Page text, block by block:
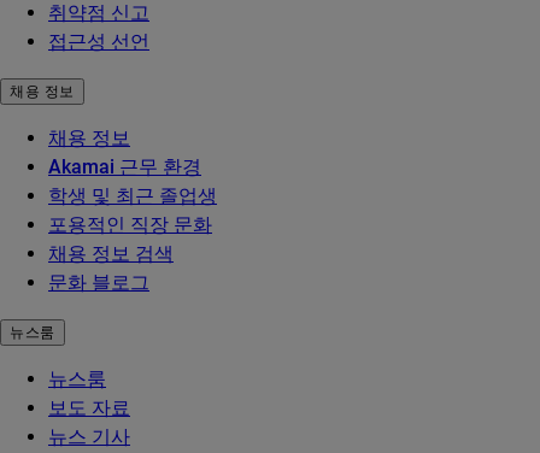
취약점 신고
접근성 선언
채용 정보
채용 정보
Akamai 근무 환경
학생 및 최근 졸업생
포용적인 직장 문화
채용 정보 검색
문화 블로그
뉴스룸
뉴스룸
보도 자료
뉴스 기사